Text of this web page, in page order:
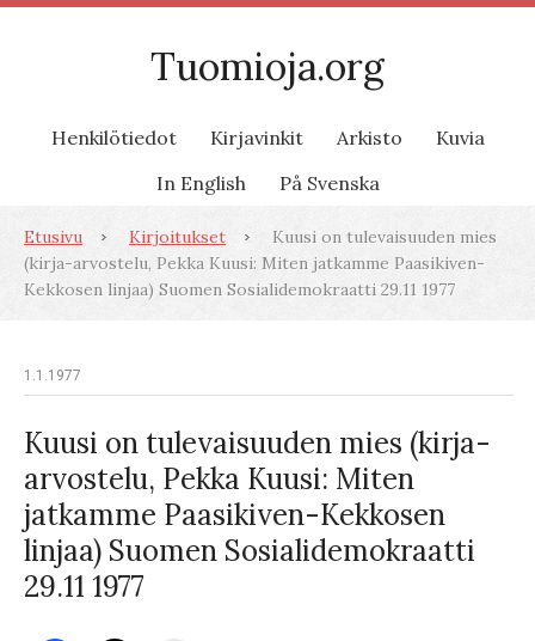
Tuomioja.org
Henkilötiedot Kirjavinkit Arkisto
Kuvia
In English
På Svenska
Etusivu Kirjoitukset
Kuusi on tulevaisuuden mies
(kirja-arvostelu, Pekka Kuusi: Miten jatkamme Paasikiven-
Kekkosen linjaa) Suomen Sosialidemokraatti 29.11 1977
1.1.1977
Kuusi on tulevaisuuden mies (kirja-
arvostelu, Pekka Kuusi: Miten
jatkamme Paasikiven-Kekkosen
linjaa) Suomen Sosialidemokraatti
29.11 1977